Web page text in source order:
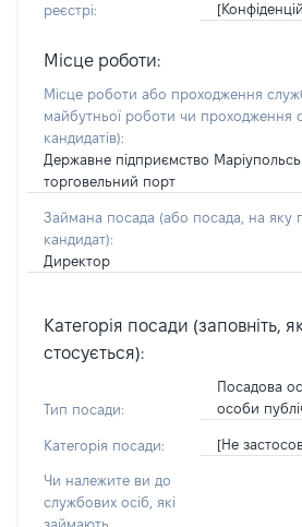
реєстрі:
Місце роботи:
Місце роботи або проходження
майбутньої роботи чи проходження
кандидатів):
Державне підприємство
торговельний порт
Займана посада (або посада, на яку
кандидат):
Директор
Категорія посади (заповніть,
стосується):
Тип посади:
Посадова
особи
Категорія посади: [Не
Чи належите ви до
службових осіб, які
займають